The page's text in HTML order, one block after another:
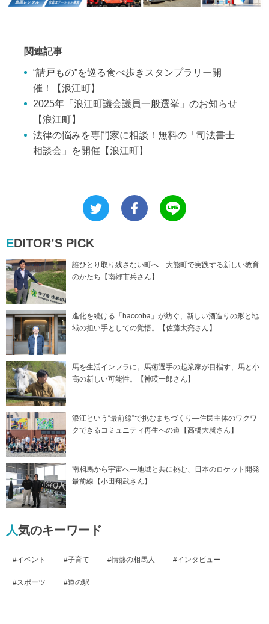
関連記事
“請戸もの”を巡る食べ歩きスタンプラリー開
催！【浪江町】
2025年「浪江町議会議員一般選挙」のお知らせ
【浪江町】
法律の悩みを専門家に相談！無料の「司法書士
相談会」を開催【浪江町】
EDITOR’S PICK
誰ひとり取り残さない町へ―大熊町で実践する新しい教育
のかたち【南郷市兵さん】
進化を続ける「haccoba」が紡ぐ、新しい酒造りの形と地
域の担い手としての覚悟。【佐藤太亮さん】
馬を生活インフラに。馬術選手の起業家が目指す、馬と小
高の新しい可能性。【神瑛一郎さん】
浪江という“最前線”で挑むまちづくり―住民主体のワクワ
クできるコミュニティ再生への道【高橋大就さん】
南相馬から宇宙へ―地域と共に挑む、日本のロケット開発
最前線【小田翔武さん】
人気のキーワード
イベント 子育て 情熱の相馬人 インタビュー
スポーツ 道の駅